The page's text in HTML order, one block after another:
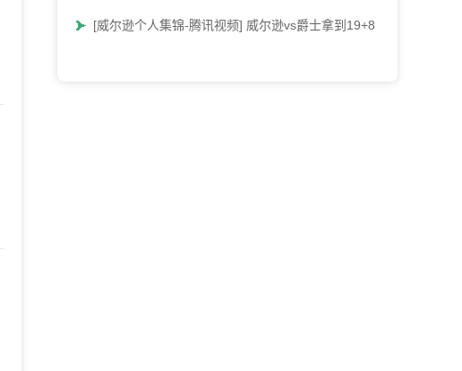
[威尔逊个人集锦-腾讯视频] 威尔逊vs爵士拿到19+8